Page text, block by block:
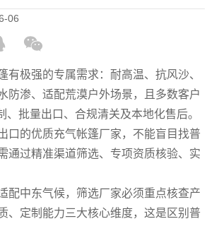
06
有极强的专属需求：耐高温、抗风沙、
防渗、适配荒漠户外场景，且多数客户
、批量出口、合规清关及本地化售后。
口的优质充气帐篷厂家，不能盲目找普
通过精准渠道筛选、专项资质核验、实
配中东气候，筛选厂家必须重点核查产
、定制能力三大核心维度，这是区别普